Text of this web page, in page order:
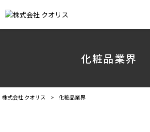
化粧品業界
株式会社 クオリス > 化粧品業界